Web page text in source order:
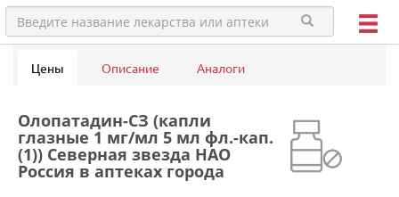
Цены Описание Аналоги
Олопатадин-СЗ (капли
глазные 1 мг/мл 5 мл фл.-кап.
(1)) Северная звезда НАО
Россия в аптеках города